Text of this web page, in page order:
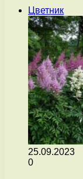
Цветник
25.09.2023
0